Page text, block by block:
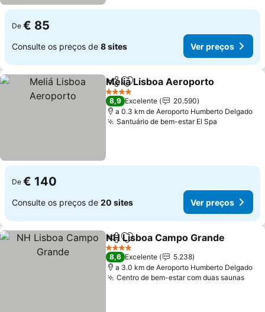
De € 85
Consulte os preços de 8 sites Ver preços
PartilharAdicionar aos favoritos
Meliá Lisboa Aeroporto
4 Estrelas
8,9 Excelente
20.590
a 0.3 km de Aeroporto Humberto Delgado
Santuário de bem-estar El Spa
De € 140
Consulte os preços de 20 sites Ver preços
PartilharAdicionar aos favoritos
NH Lisboa Campo Grande
4 Estrelas
8,6 Excelente
5.238
a 3.0 km de Aeroporto Humberto Delgado
Centro de bem-estar com duas saunasVer